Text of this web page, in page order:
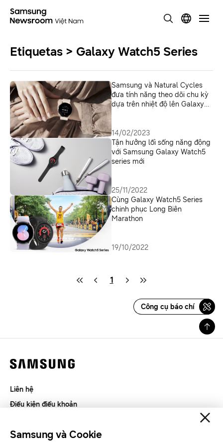
Etiquetas > Galaxy Watch5 Series
Samsung và Natural Cycles
đưa tính năng theo dõi chu kỳ
dựa trên nhiệt độ lên Galaxy
14/02/2023
Tận hưởng lối sống năng động
với Samsung Galaxy Watch5
series mới
25/11/2022
Cùng Galaxy Watch5 Series
chinh phục Long Biên
Marathon
19/10/2022
1
Công cụ báo chí
Liên hệ
Điều kiện điều khoản
SAMSUNG.COM
Samsung và Cookie